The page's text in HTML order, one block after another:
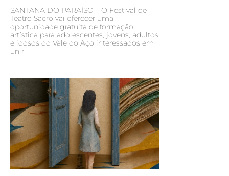
SANTANA DO PARAÍSO – O Festival de
Teatro Sacro vai oferecer uma
oportunidade gratuita de formação
artística para adolescentes, jovens, adultos
e idosos do Vale do Aço interessados em
unir